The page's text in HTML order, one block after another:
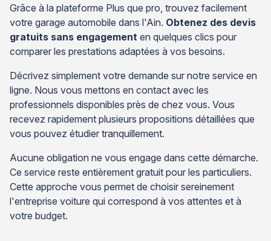
Grâce à la plateforme Plus que pro, trouvez facilement
votre garage automobile dans l'Ain. Obtenez des devis
gratuits sans engagement en quelques clics pour
comparer les prestations adaptées à vos besoins.
Décrivez simplement votre demande sur notre service en
ligne. Nous vous mettons en contact avec les
professionnels disponibles près de chez vous. Vous
recevez rapidement plusieurs propositions détaillées que
vous pouvez étudier tranquillement.
Aucune obligation ne vous engage dans cette démarche.
Ce service reste entièrement gratuit pour les particuliers.
Cette approche vous permet de choisir sereinement
l'entreprise voiture qui correspond à vos attentes et à
votre budget.